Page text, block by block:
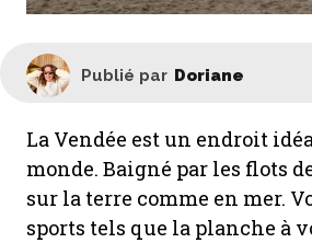
Publié par Doriane
La Vendée est un endroit
monde. Baigné par les flots
sur la terre comme en mer.
sports tels que la planche à